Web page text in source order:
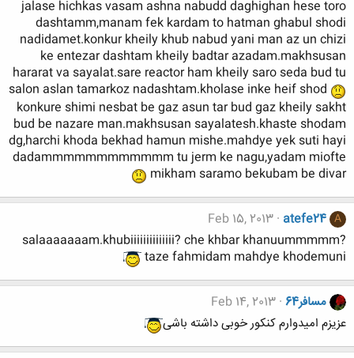
jalase hichkas vasam ashna nabudd daghighan hese toro
dashtamm,manam fek kardam to hatman ghabul shodi
nadidamet.konkur kheily khub nabud yani man az un chizi
ke entezar dashtam kheily badtar azadam.makhsusan
hararat va sayalat.sare reactor ham kheily saro seda bud tu
salon aslan tamarkoz nadashtam.kholase inke heif shod
konkure shimi nesbat be gaz asun tar bud gaz kheily sakht
bud be nazare man.makhsusan sayalatesh.khaste shodam
dg,harchi khoda bekhad hamun mishe.mahdye yek suti hayi
dadammmmmmmmmmmm tu jerm ke nagu,yadam miofte
mikham saramo bekubam be divar
A
atefe24
Feb 15, 2013
salaaaaaaam.khubiiiiiiiiiiiiii? che khbar khanuummmmm?
taze fahmidam mahdye khodemuni
مسافر64
Feb 14, 2013
عزیزم امیدوارم کنکور خوبی داشته باشی